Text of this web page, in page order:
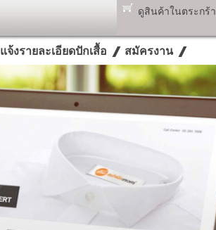
ดูสินค้าในตระกร้า
แจ้งรายละเอียดปักเสื้อ
สมัครงาน